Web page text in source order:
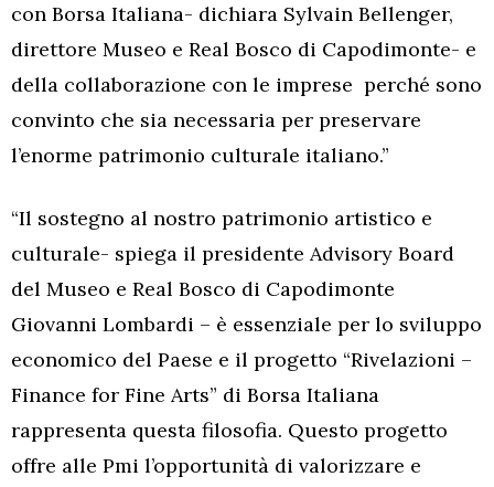
con Borsa Italiana- dichiara Sylvain Bellenger,
direttore Museo e Real Bosco di Capodimonte- e
della collaborazione con le imprese perché sono
convinto che sia necessaria per preservare
l’enorme patrimonio culturale italiano.”
“Il sostegno al nostro patrimonio artistico e
culturale- spiega il presidente Advisory Board
del Museo e Real Bosco di Capodimonte
Giovanni Lombardi – è essenziale per lo sviluppo
economico del Paese e il progetto “Rivelazioni –
Finance for Fine Arts” di Borsa Italiana
rappresenta questa filosofia. Questo progetto
offre alle Pmi l’opportunità di valorizzare e